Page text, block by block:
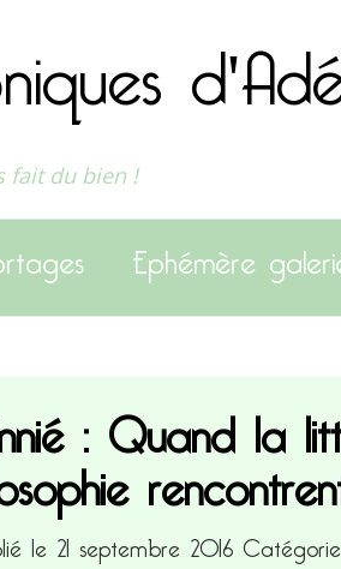
fait du bien !
Ephémère
: Quand la
le 21 septembre 2016